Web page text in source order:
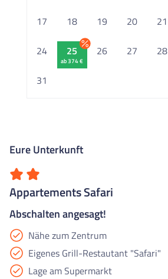
17 18 19 20 21
24 25
ab 374 €
26 27 28
31
Eure Unterkunft
Appartements Safari
Abschalten angesagt!
Nähe zum Zentrum
Eigenes Grill-Restautant "Safari"
Lage am Supermarkt